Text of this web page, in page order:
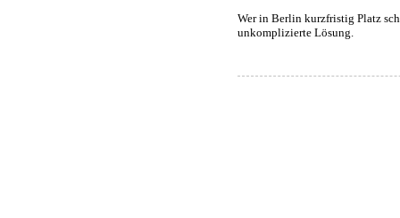
Wer in Berlin kurzfristig Platz
unkomplizierte Lösung.